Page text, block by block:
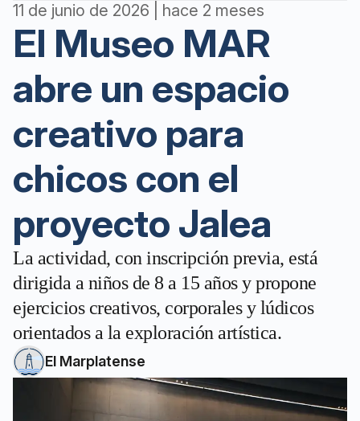
11 de junio de 2026 | hace 2 meses
El Museo MAR
abre un espacio
creativo para
chicos con el
proyecto Jalea
La actividad, con inscripción previa, está
dirigida a niños de 8 a 15 años y propone
ejercicios creativos, corporales y lúdicos
orientados a la exploración artística.
El Marplatense